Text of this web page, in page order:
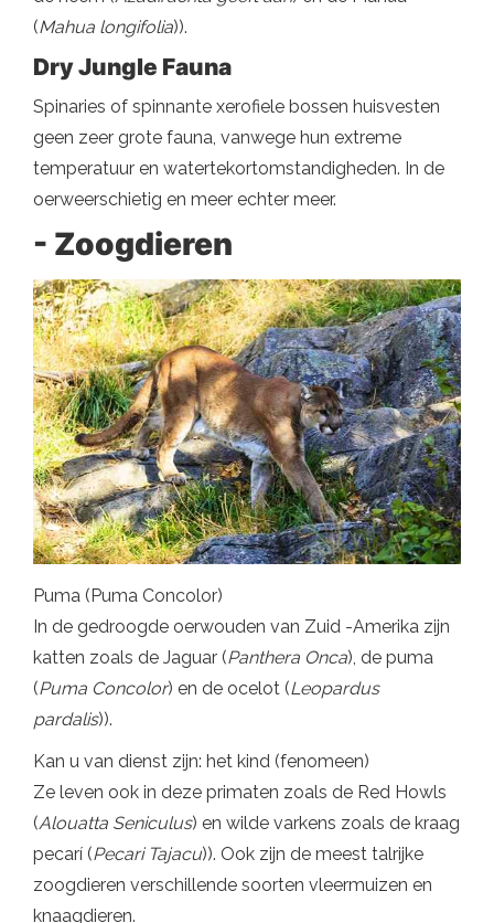
(Mahua longifolia)).
Dry Jungle Fauna
Spinaries of spinnante xerofiele bossen huisvesten
geen zeer grote fauna, vanwege hun extreme
temperatuur en watertekortomstandigheden. In de
oerweerschietig en meer echter meer.
- Zoogdieren
Puma (Puma Concolor)
In de gedroogde oerwouden van Zuid -Amerika zijn
katten zoals de Jaguar (Panthera Onca), de puma
(Puma Concolor) en de ocelot (Leopardus
pardalis)).
Kan u van dienst zijn: het kind (fenomeen)
Ze leven ook in deze primaten zoals de Red Howls
(Alouatta Seniculus) en wilde varkens zoals de kraag
pecarí (Pecari Tajacu)). Ook zijn de meest talrijke
zoogdieren verschillende soorten vleermuizen en
knaagdieren.